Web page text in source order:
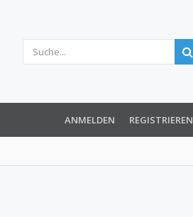
ANMELDEN REGISTRIEREN